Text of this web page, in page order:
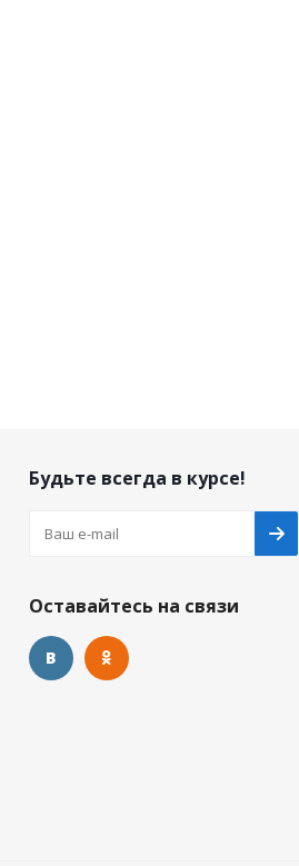
Будьте всегда в курсе!
Оставайтесь на связи